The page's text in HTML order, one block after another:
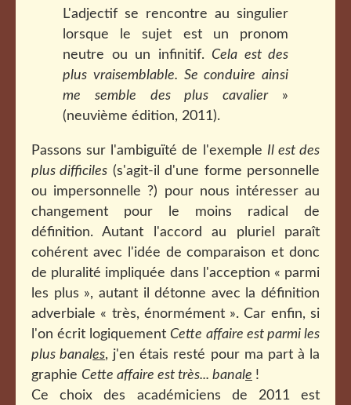
L'adjectif se rencontre au singulier
lorsque le sujet est un pronom
neutre ou un infinitif. Cela est des
plus vraisemblable. Se conduire ainsi
me semble des plus cavalier »
(neuvième édition, 2011).
Passons sur l'ambiguïté de l'exemple Il est des
plus difficiles (s'agit-il d'une forme personnelle
ou impersonnelle ?) pour nous intéresser au
changement pour le moins radical de
définition. Autant l'accord au pluriel paraît
cohérent avec l'idée de comparaison et donc
de pluralité impliquée dans l'acception « parmi
les plus », autant il détonne avec la définition
adverbiale « très, énormément ». Car enfin, si
l'on écrit logiquement Cette affaire est parmi les
plus banales, j'en étais resté pour ma part à la
graphie Cette affaire est très... banale !
Ce choix des académiciens de 2011 est